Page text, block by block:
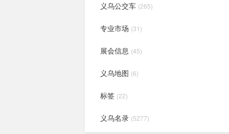
义乌公交车 (265)
专业市场 (31)
展会信息 (45)
义乌地图 (6)
标签 (22)
义乌名录 (5277)